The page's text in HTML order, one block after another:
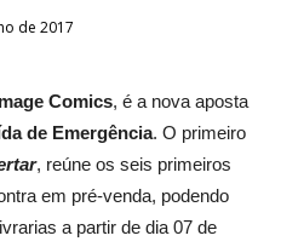
de 2017
Comics, é a nova aposta
de Emergência. O primeiro
, reúne os seis primeiros
em pré-venda, podendo
a partir de dia 07 de